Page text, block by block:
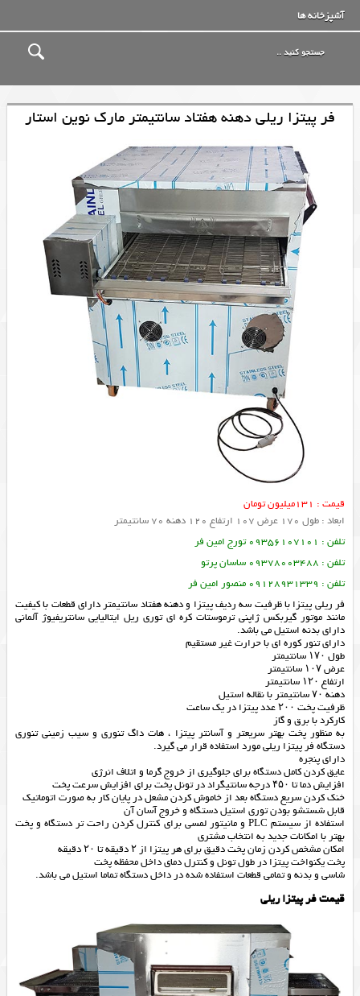
آشپزخانه ها
فر پیتزا ریلی دهنه هفتاد سانتیمتر مارک نوین استار
قیمت : 131میلیون تومان
ابعاد : طول 170 عرض 107 ارتفاع 120 دهنه 70 سانتیمتر
تلفن : 09356107101 تورج امین فر
تلفن : 09378003488 ساسان پرتو
تلفن : 09128931339 منصور امین فر
فر ریلی پیتزا با ظرفیت سه ردیف پیتزا و دهنه هفتاد سانتیمتر دارای قطعات با کیفیت
مانند موتور گیربکس ژاپنی ترموستات کره ای توری ریل ایتالیایی سانتریفیوژ آلمانی
دارای بدنه استیل می باشد.
دارای تنور کوره ای با حرارت غیر مستقیم
طول ۱۷۰ سانتیمتر
عرض ۱۰۷ سانتیمتر
ارتفاع ۱۲۰ سانتیمتر
دهنه ۷۰ سانتیمتر با نقاله استیل
ظرفیت پخت ۲۰۰ عدد پیتزا در یک ساعت
کارکرد با برق و گاز
به منظور پخت بهتر سریعتر و آسانتر پیتزا ، هات داگ تنوری و سیب زمینی تنوری
دستگاه فر پیتزا ریلی مورد استفاده قرار می گیرد.
دارای پنجره
عایق کردن کامل دستگاه برای جلوگیری از خروج گرما و اتلاف انرژی
افزایش دما تا ۴۵۰ درجه سانتیگراد در تونل پخت برای افزایش سرعت پخت
خنک کردن سریع دستگاه بعد از خاموش کردن مشعل در پایان کار به صورت اتوماتیک
قابل شستشو بودن توری استیل دستگاه و خروج آسان آن
استفاده از سیستم PLC و مانیتور لمسی برای کنترل کردن راحت تر دستگاه و پخت
بهتر با امکانات جدید به انتخاب مشتری
امکان مشخص کردن زمان پخت دقیق برای هر پیتزا از ۲ دقیقه تا ۲۰ دقیقه
پخت یکنواخت پیتزا در طول تونل و کنترل دمای داخل محفظه پخت
شاسی و بدنه و تمامی قطعات استفاده شده در داخل دستگاه تماما استیل می باشد.
قیمت فر پیتزا ریلی